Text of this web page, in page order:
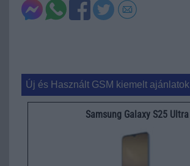
Új és Használt GSM kiemelt ajánlatok
Samsung Galaxy S25 Ultra